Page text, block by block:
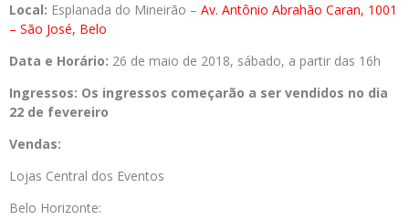
Local: Esplanada do Mineirão – Av. Antônio Abrahão Caran, 1001
– São José, Belo
Data e Horário: 26 de maio de 2018, sábado, a partir das 16h
Ingressos: Os ingressos começarão a ser vendidos no dia
22 de fevereiro
Vendas:
Lojas Central dos Eventos
Belo Horizonte: